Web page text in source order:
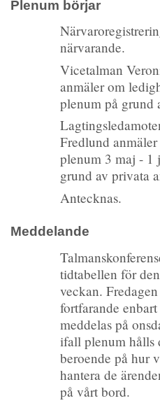
Plenum börjar
närvarande.
Vicetalman
anmäler om
plenum på grund
Fredlund
plenum 3 maj - 1
grund av privata
Antecknas.
Meddelande
tidtabellen för
veckan.
fortfarande
meddelas på
ifall plenum hålls
beroende på hur
hantera de
på vårt bord.